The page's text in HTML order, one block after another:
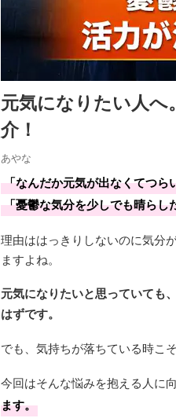
元気になりたい人へ
介！
あやな
「なんだか元気が出なくてつら
「憂鬱な気分を少しでも晴らし
理由ははっきりしないのに気分
ますよね。
元気になりたいと思っていても
はずです。
でも、気持ちが落ちている時こ
今回はそんな悩みを抱える人に向
ます。